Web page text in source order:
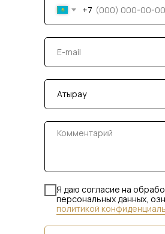
+7
Я даю согласие на
персональных данных,
политикой